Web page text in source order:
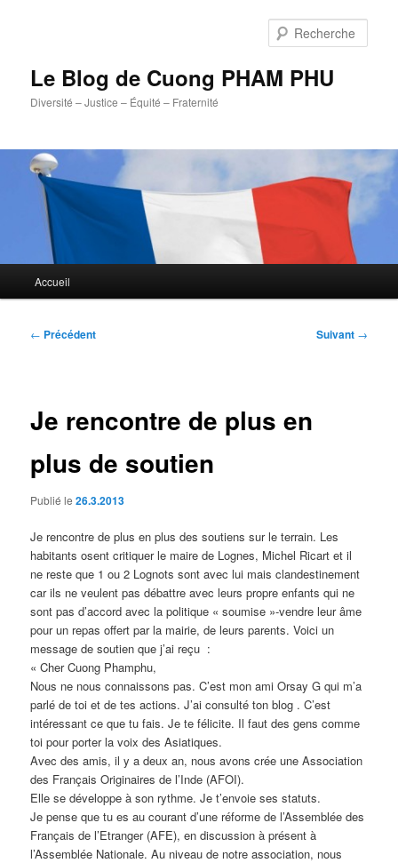
Le Blog de Cuong PHAM PHU
Diversité – Justice – Équité – Fraternité
principal
Accueil
Navigation
← Précédent Suivant →
Je rencontre de plus en
plus de soutien
Publié le26.3.2013
Je rencontre de plus en plus des soutiens sur le terrain. Les
habitants osent critiquer le maire de Lognes, Michel Ricart et il
ne reste que 1 ou 2 Lognots sont avec lui mais clandestinement
car ils ne veulent pas débattre avec leurs propre enfants qui ne
sont pas d’accord avec la politique « soumise »-vendre leur âme
pour un repas offert par la mairie, de leurs parents. Voici un
message de soutien que j’ai reçu :
« Cher Cuong Phamphu,
Nous ne nous connaissons pas. C’est mon ami Orsay G qui m’a
parlé de toi et de tes actions. J’ai consulté ton blog . C’est
intéressant ce que tu fais. Je te félicite. Il faut des gens comme
toi pour porter la voix des Asiatiques.
Avec des amis, il y a deux an, nous avons crée une Association
des Français Originaires de l’Inde (AFOI).
Elle se développe à son rythme. Je t’envoie ses statuts.
Je pense que tu es au courant d’une réforme de l’Assemblée des
Français de l’Etranger (AFE), en discussion à présent à
l’Assemblée Nationale. Au niveau de notre association, nous